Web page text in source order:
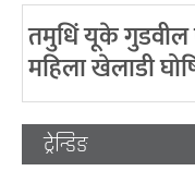
तमुधिं यूके गुडवील
महिला खेलाडी
ट्रेन्डिङ